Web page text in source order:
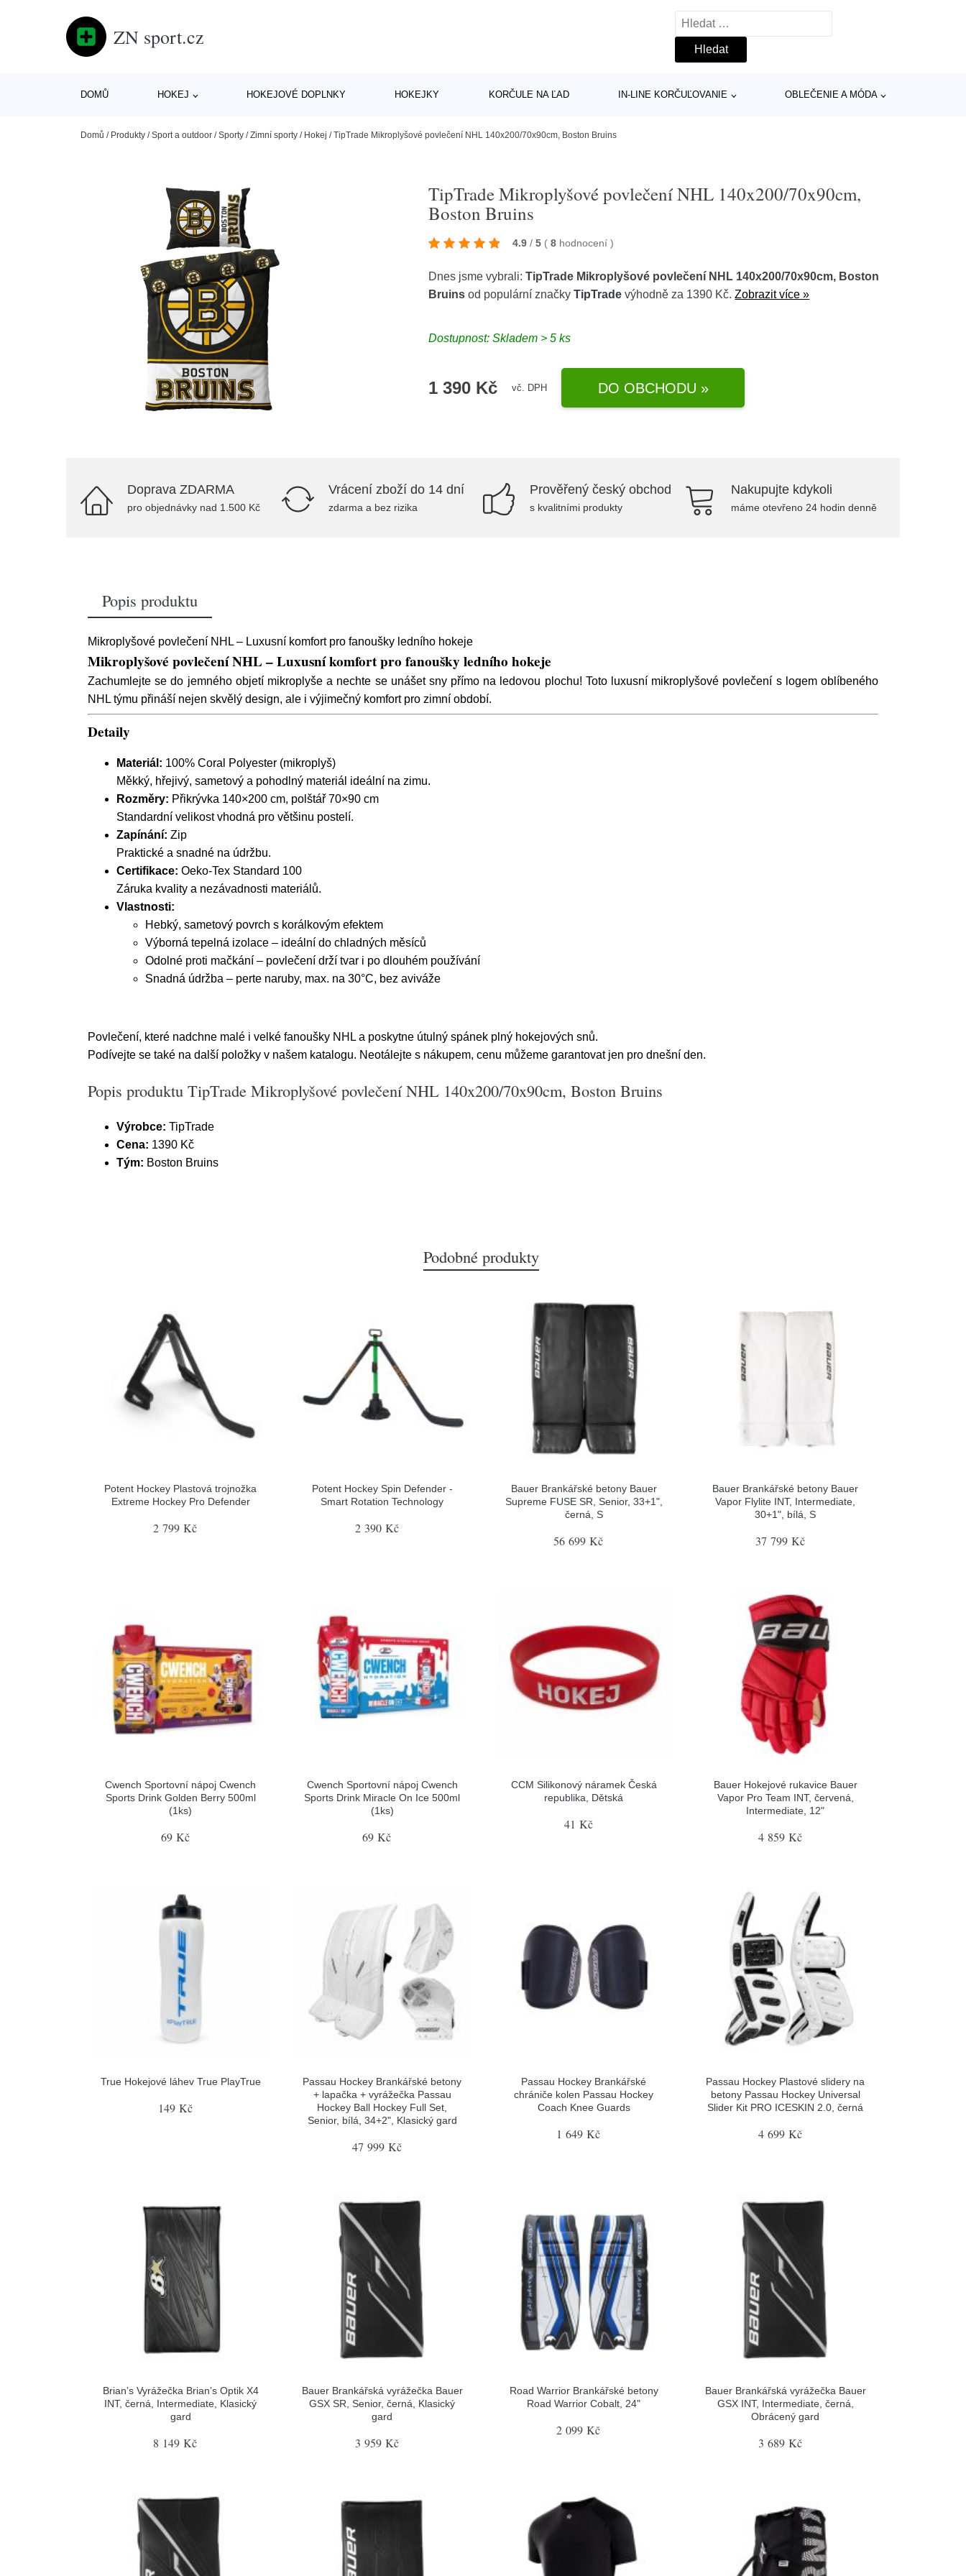
ZN sport.cz
Vyhledávání
DOMŮ HOKEJ HOKEJOVÉ DOPLNKY HOKEJKY KORČULE NA ĽAD IN-LINE KORČUĽOVANIE OBLEČENIE A MÓDA
Domů / Produkty /Sport a outdoor /Sporty /Zimní sporty / Hokej /TipTrade Mikroplyšové povlečení NHL 140x200/70x90cm, Boston Bruins
TipTrade Mikroplyšové povlečení NHL 140x200/70x90cm,
Boston Bruins
4.9 / 5 ( 8 hodnocení)
Dnes jsme vybrali:TipTrade Mikroplyšové povlečení NHL 140x200/70x90cm, Boston
Bruins od populární značkyTipTrade výhodně za 1390 Kč.Zobrazit více »
Dostupnost: Skladem > 5 ks
1 390 Kč vč. DPH DO OBCHODU »
Doprava ZDARMA
pro objednávky nad 1.500 Kč
Vrácení zboží do 14 dní
zdarma a bez rizika
Prověřený český obchod
s kvalitními produkty
Nakupujte kdykoli
máme otevřeno 24 hodin denně
Popis produktu
Mikroplyšové povlečení NHL – Luxusní komfort pro fanoušky ledního hokeje
Mikroplyšové povlečení NHL – Luxusní komfort pro fanoušky ledního hokeje
Zachumlejte se do jemného objetí mikroplyše a nechte se unášet sny přímo na ledovou plochu! Toto luxusní mikroplyšové povlečení s logem oblíbeného
NHL týmu přináší nejen skvělý design, ale i výjimečný komfort pro zimní období.
Detaily
Materiál: 100% Coral Polyester (mikroplyš)
Měkký, hřejivý, sametový a pohodlný materiál ideální na zimu.
Rozměry: Přikrývka 140×200 cm, polštář 70×90 cm
Standardní velikost vhodná pro většinu postelí.
Zapínání: Zip
Praktické a snadné na údržbu.
Certifikace: Oeko-Tex Standard 100
Záruka kvality a nezávadnosti materiálů.
Vlastnosti:
Hebký, sametový povrch s korálkovým efektem
Výborná tepelná izolace – ideální do chladných měsíců
Odolné proti mačkání – povlečení drží tvar i po dlouhém používání
Snadná údržba – perte naruby, max. na 30°C, bez aviváže
Povlečení, které nadchne malé i velké fanoušky NHL a poskytne útulný spánek plný hokejových snů.
Podívejte se také na další položky v našem katalogu. Neotálejte s nákupem, cenu můžeme garantovat jen pro dnešní den.
Popis produktu TipTrade Mikroplyšové povlečení NHL 140x200/70x90cm, Boston Bruins
Výrobce: TipTrade
Cena: 1390 Kč
Tým: Boston Bruins
Podobné produkty
Potent Hockey Plastová trojnožka
Extreme Hockey Pro Defender
2 799 Kč
Potent Hockey Spin Defender -
Smart Rotation Technology
2 390 Kč
Bauer Brankářské betony Bauer
Supreme FUSE SR, Senior, 33+1",
černá, S
56 699 Kč
Bauer Brankářské betony Bauer
Vapor Flylite INT, Intermediate,
30+1", bílá, S
37 799 Kč
Cwench Sportovní nápoj Cwench
Sports Drink Golden Berry 500ml
(1ks)
69 Kč
Cwench Sportovní nápoj Cwench
Sports Drink Miracle On Ice 500ml
(1ks)
69 Kč
CCM Silikonový náramek Česká
republika, Dětská
41 Kč
Bauer Hokejové rukavice Bauer
Vapor Pro Team INT, červená,
Intermediate, 12"
4 859 Kč
True Hokejové láhev True PlayTrue
149 Kč
Passau Hockey Brankářské betony
+ lapačka + vyrážečka Passau
Hockey Ball Hockey Full Set,
Senior, bílá, 34+2", Klasický gard
47 999 Kč
Passau Hockey Brankářské
chrániče kolen Passau Hockey
Coach Knee Guards
1 649 Kč
Passau Hockey Plastové slidery na
betony Passau Hockey Universal
Slider Kit PRO ICESKIN 2.0, černá
4 699 Kč
Brian’s Vyrážečka Brian’s Optik X4
INT, černá, Intermediate, Klasický
gard
8 149 Kč
Bauer Brankářská vyrážečka Bauer
GSX SR, Senior, černá, Klasický
gard
3 959 Kč
Road Warrior Brankářské betony
Road Warrior Cobalt, 24"
2 099 Kč
Bauer Brankářská vyrážečka Bauer
GSX INT, Intermediate, černá,
Obrácený gard
3 689 Kč